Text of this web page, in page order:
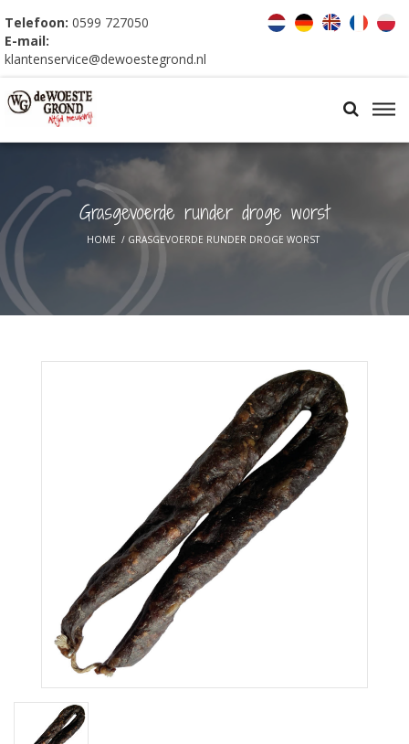
Telefoon: 0599 727050
E-mail:
klantenservice@dewoestegrond.nl
Grasgevoerde runder droge worst
HOME / GRASGEVOERDE RUNDER DROGE WORST